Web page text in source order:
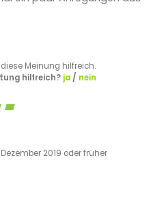
Meinung hilfreich.
hilfreich? ja/ nein
2019 oder früher